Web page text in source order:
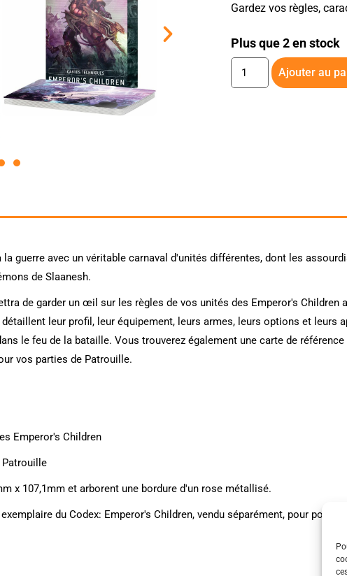
Gardez vos règles,
Plus que 2 en stock
Ajouter au
la guerre avec un véritable carnaval d'unités différentes, dont les
de Slaanesh.
de garder un œil sur les règles de vos unités des Emperor's Children
leur profil, leur équipement, leurs armes, leurs options et leurs
le feu de la bataille. Vous trouverez également une carte de
vos parties de Patrouille.
Emperor's Children
Patrouille
x 107,1mm et arborent une bordure d'un rose métallisé.
du Codex: Emperor's Children, vendu séparément, pour